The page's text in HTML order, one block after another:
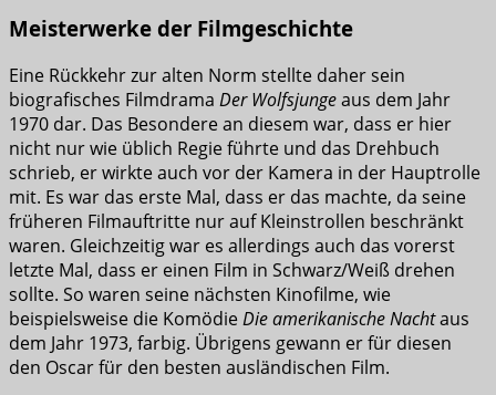
Meisterwerke der Filmgeschichte
Eine Rückkehr zur alten Norm stellte daher sein
biografisches Filmdrama Der Wolfsjungeaus dem Jahr
1970 dar. Das Besondere an diesem war, dass er hier
nicht nur wie üblich Regie führte und das Drehbuch
schrieb, er wirkte auch vor der Kamera in der Hauptrolle
mit. Es war das erste Mal, dass er das machte, da seine
früheren Filmauftritte nur auf Kleinstrollen beschränkt
waren. Gleichzeitig war es allerdings auch das vorerst
letzte Mal, dass er einen Film in Schwarz/Weiß drehen
sollte. So waren seine nächsten Kinofilme, wie
beispielsweise die KomödieDie amerikanische Nachtaus
dem Jahr 1973, farbig. Übrigens gewann er für diesen
den Oscar für den besten ausländischen Film.